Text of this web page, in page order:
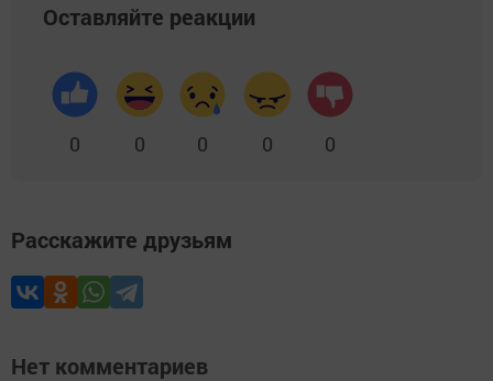
Оставляйте реакции
0 0 0 0 0
Расскажите друзьям
Нет комментариев